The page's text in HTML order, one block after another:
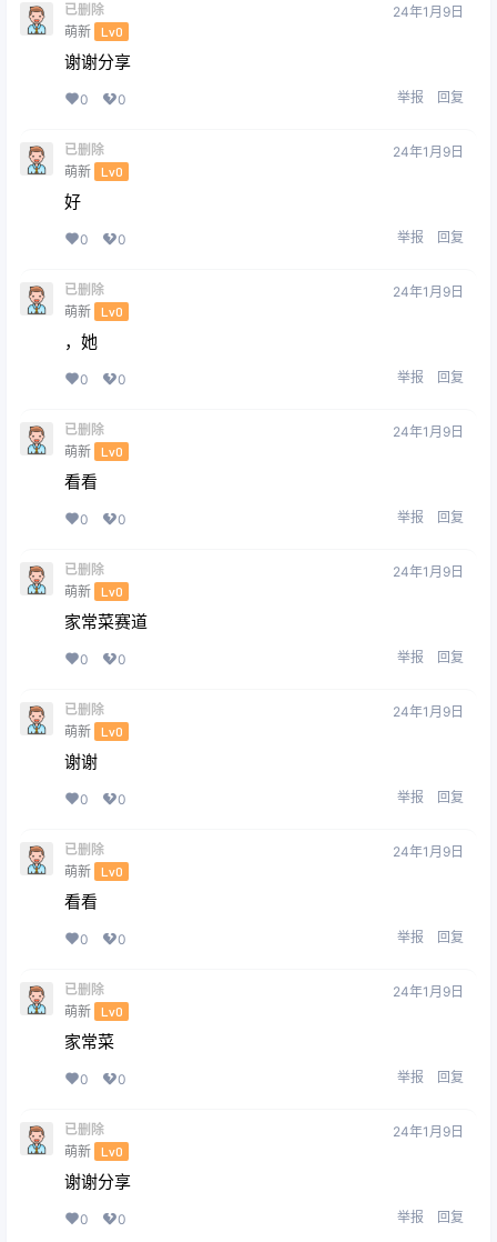
已删除
萌新 Lv0
24年1月9日
谢谢分享
0 0 举报 回复
已删除
萌新 Lv0
24年1月9日
好
0 0 举报 回复
已删除
萌新 Lv0
24年1月9日
，她
0 0 举报 回复
已删除
萌新 Lv0
24年1月9日
看看
0 0 举报 回复
已删除
萌新 Lv0
24年1月9日
家常菜赛道
0 0 举报 回复
已删除
萌新 Lv0
24年1月9日
谢谢
0 0 举报 回复
已删除
萌新 Lv0
24年1月9日
看看
0 0 举报 回复
已删除
萌新 Lv0
24年1月9日
家常菜
0 0 举报 回复
已删除
萌新 Lv0
24年1月9日
谢谢分享
0 0 举报 回复